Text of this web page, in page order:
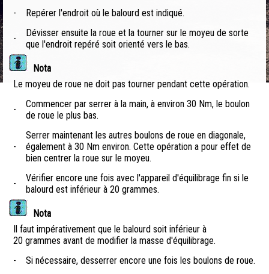
-
Repérer l'endroit où le balourd est indiqué.
-
Dévisser ensuite la roue et la tourner sur le moyeu de sorte
que l'endroit repéré soit orienté vers le bas.
Nota
Le moyeu de roue ne doit pas tourner pendant cette opération.
-
Commencer par serrer à la main, à environ 30 Nm, le boulon
de roue le plus bas.
-
Serrer maintenant les autres boulons de roue en diagonale,
également à 30 Nm environ. Cette opération a pour effet de
bien centrer la roue sur le moyeu.
-
Vérifier encore une fois avec l'appareil d'équilibrage fin si le
balourd est inférieur à 20 grammes.
Nota
Il faut impérativement que le balourd soit inférieur à
20 grammes avant de modifier la masse d'équilibrage.
-
Si nécessaire, desserrer encore une fois les boulons de roue.